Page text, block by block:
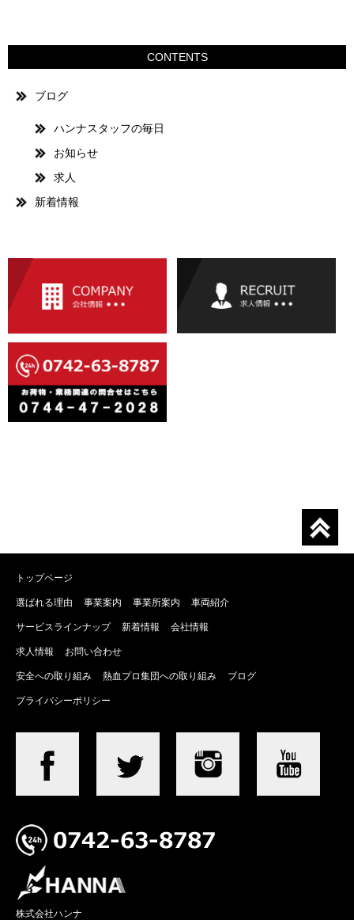
CONTENTS
ブログ
ハンナスタッフの毎日
お知らせ
求人
新着情報
トップページ
選ばれる理由 事業案内 事業所案内 車両紹介
サービスラインナップ 新着情報 会社情報
求人情報 お問い合わせ
安全への取り組み 熱血プロ集団への取り組み ブログ
プライバシーポリシー
株式会社ハンナ